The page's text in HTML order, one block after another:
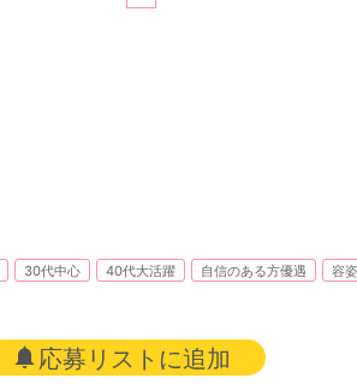
30代中心 40代大活躍 自信のある方優遇 容
応募リストに追加